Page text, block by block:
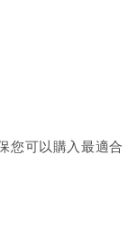
您可以購入最適合